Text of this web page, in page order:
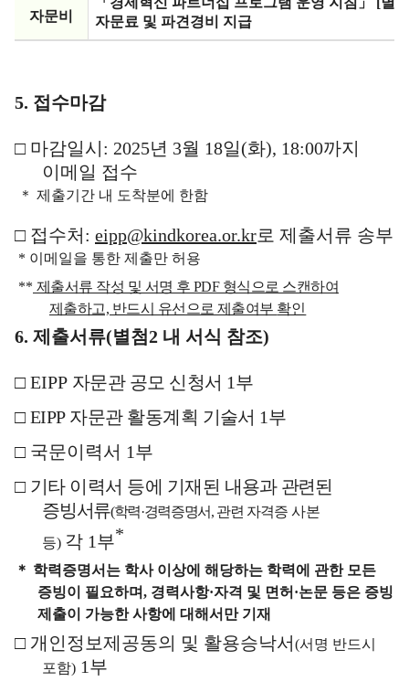
자문비
자문료 및 파견경비 지급
5. 접수마감
□ 마감일시 : 2025년 3월 18일(화), 18:00까지
이메일 접수
＊ 제출기간 내 도착분에 한함
□ 접수처 : eipp@kindkorea.or.kr로 제출서류 송부
* 이메일을 통한 제출만 허용
** 제출서류 작성 및 서명 후 PDF 형식으로 스캔하여
제출하고, 반드시 유선으로 제출여부 확인
6. 제출서류(별첨2 내 서식 참조)
□ EIPP 자문관 공모 신청서 1부
□ EIPP 자문관 활동계획 기술서 1부
□ 국문이력서 1부
□ 기타 이력서 등에 기재된 내용과 관련된
증빙서류(학력·경력증명서, 관련 자격증 사본
등) 각 1부*
＊ 학력증명서는 학사 이상에 해당하는 학력에 관한 모든
증빙이 필요하며, 경력사항·자격 및 면허 ·논문 등은 증빙
제출이 가능한 사항에 대해서만 기재
□ 개인정보제공동의 및 활용승낙서(서명 반드시
포함) 1부